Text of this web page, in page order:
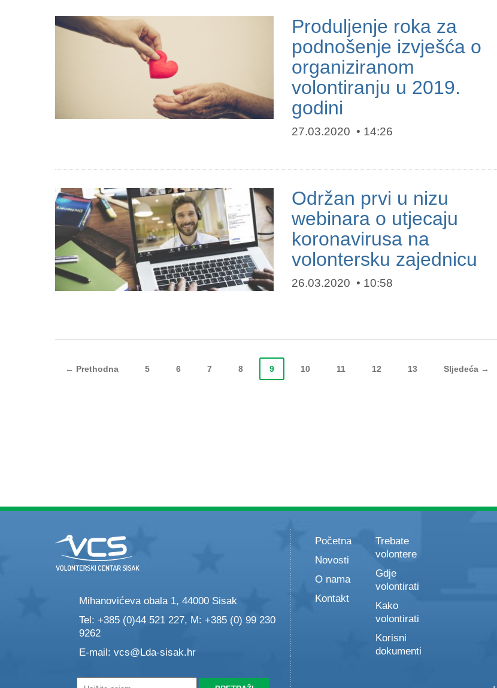
Produljenje roka za
podnošenje izvješća o
organiziranom
volontiranju u 2019.
godini
27.03.2020 14:26
Održan prvi u nizu
webinara o utjecaju
koronavirusa na
volontersku zajednicu
26.03.2020 10:58
← Prethodna 5 6 7 8 9 10 11 12 13 Sljedeća →
Mihanovićeva obala 1, 44000 Sisak
Tel: +385 (0)44 521 227, M: +385 (0) 99 230
9262
E-mail: vcs@Lda-sisak.hr
Početna
Novosti
O nama
Kontakt
Trebate
volontere
Gdje
volontirati
Kako
volontirati
Korisni
dokumenti